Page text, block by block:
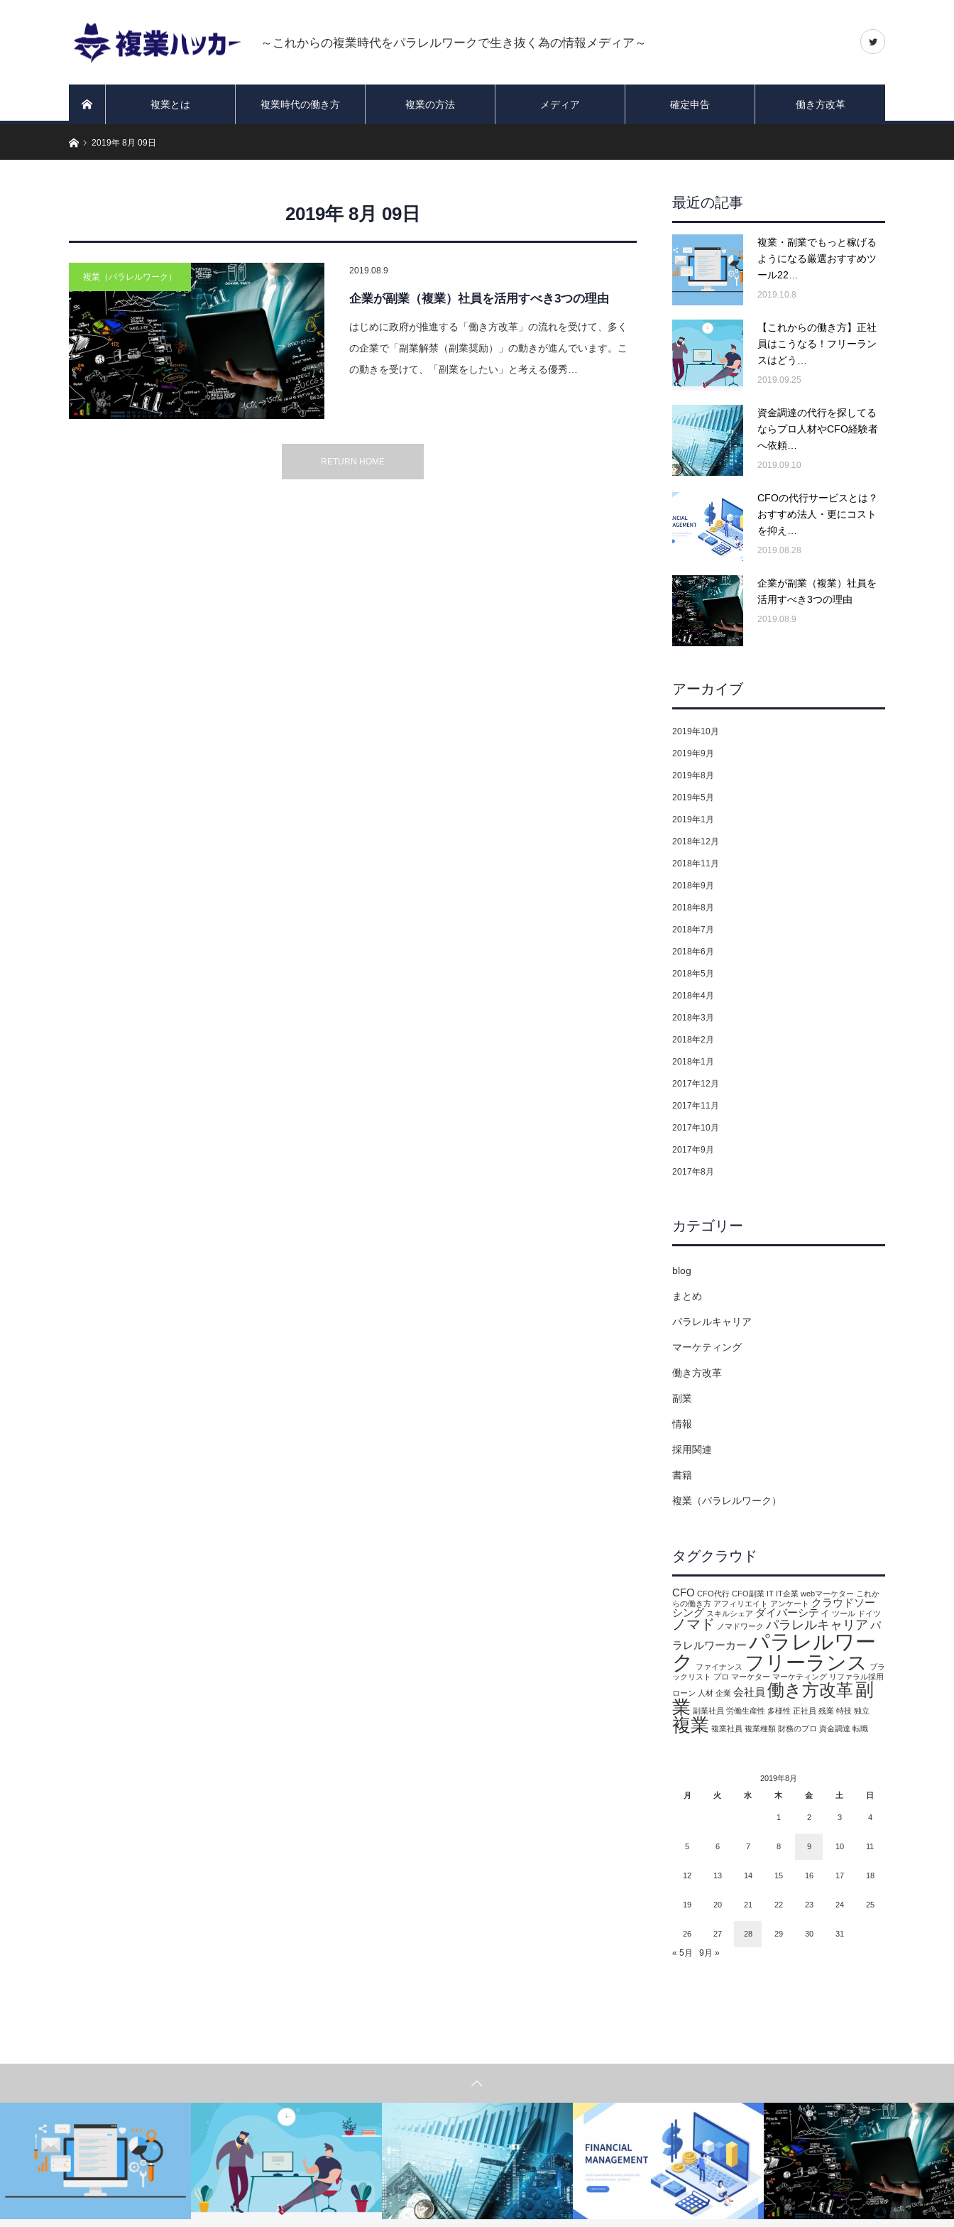
～これからの複業時代をパラレルワークで生き抜く為の情報メディア～
複業とは 複業時代の働き方 複業の方法 メディア 確定申告 働き方改革
ホーム2019年 8月 09日
2019年 8月 09日
複業（パラレルワーク）
2019.08.9
企業が副業（複業）社員を活用すべき3つの理由
はじめに政府が推進する「働き方改革」の流れを受けて、多く
の企業で「副業解禁（副業奨励）」の動きが進んでいます。こ
の動きを受けて、「副業をしたい」と考える優秀…
RETURN HOME
最近の記事
複業・副業でもっと稼げる
ようになる厳選おすすめツ
ール22…
2019.10.8
【これからの働き方】正社
員はこうなる！フリーラン
スはどう…
2019.09.25
資金調達の代行を探してる
ならプロ人材やCFO経験者
へ依頼…
2019.09.10
CFOの代行サービスとは？
おすすめ法人・更にコスト
を抑え…
2019.08.28
企業が副業（複業）社員を
活用すべき3つの理由
2019.08.9
アーカイブ
2019年10月
2019年9月
2019年8月
2019年5月
2019年1月
2018年12月
2018年11月
2018年9月
2018年8月
2018年7月
2018年6月
2018年5月
2018年4月
2018年3月
2018年2月
2018年1月
2017年12月
2017年11月
2017年10月
2017年9月
2017年8月
カテゴリー
blog
まとめ
パラレルキャリア
マーケティング
働き方改革
副業
情報
採用関連
書籍
複業（パラレルワーク）
タグクラウド
CFO CFO代行 CFO副業 IT IT企業 webマーケター これか
らの働き方 アフィリエイト アンケート クラウドソー
シング スキルシェア ダイバーシティ ツール ドイツ
ノマド ノマドワーク パラレルキャリア パ
ラレルワーカー パラレルワー
ク
ファイナンス フリーランス
ブラ
ックリスト プロ マーケター マーケティング リファラル採用
ローン 人材 企業 会社員 働き方改革副
業 副業社員 労働生産性 多様性 正社員 残業 特技 独立
複業 複業社員 複業種類 財務のプロ 資金調達 転職
2019年8月
月
火 水 木 金 土 日
1 2 3 4
5 6 7 8 9 10 11
12 13 14 15 16 17 18
19 20 21 22 23 24 25
26 27 28 29 30 31
« 5月 9月 »